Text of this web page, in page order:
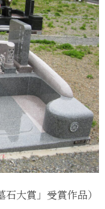
大賞」受賞作品）